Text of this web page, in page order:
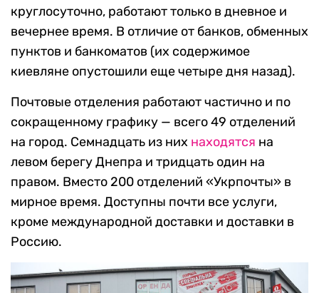
круглосуточно, работают только в дневное и
вечернее время. В отличие от банков, обменных
пунктов и банкоматов (их содержимое
киевляне опустошили еще четыре дня назад).
Почтовые отделения работают частично и по
сокращенному графику — всего 49 отделений
на город. Семнадцать из них находятся на
левом берегу Днепра и тридцать один на
правом. Вместо 200 отделений «Укрпочты» в
мирное время. Доступны почти все услуги,
кроме международной доставки и доставки в
Россию.